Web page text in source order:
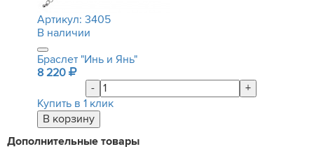
Артикул: 3405
В наличии
Браслет "Инь и Янь"
8 220
-
+
Купить в 1 клик
Дополнительные товары